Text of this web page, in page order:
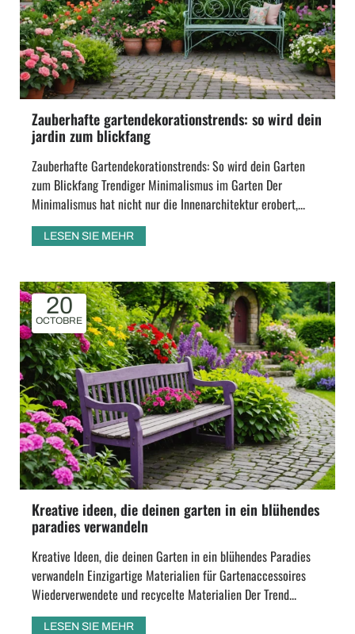
Zauberhafte gartendekorationstrends: so wird dein
jardin zum blickfang
Zauberhafte Gartendekorationstrends: So wird dein Garten
zum Blickfang Trendiger Minimalismus im Garten Der
Minimalismus hat nicht nur die Innenarchitektur erobert,...
LESEN SIE MEHR
20
OCTOBRE
Kreative ideen, die deinen garten in ein blühendes
paradies verwandeln
Kreative Ideen, die deinen Garten in ein blühendes Paradies
verwandeln Einzigartige Materialien für Gartenaccessoires
Wiederverwendete und recycelte Materialien Der Trend...
LESEN SIE MEHR